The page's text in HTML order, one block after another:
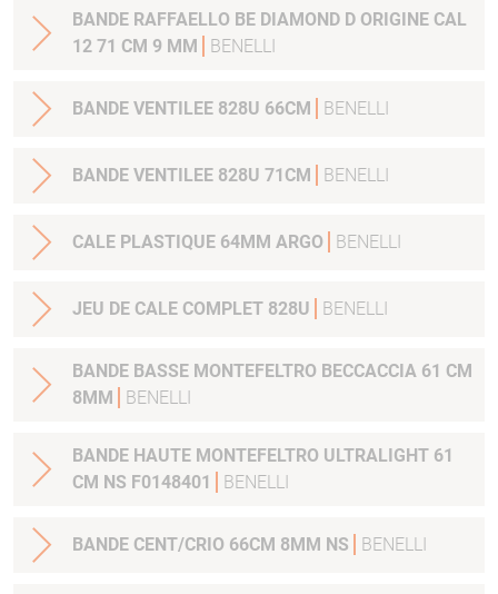
BANDE RAFFAELLO BE DIAMOND D ORIGINE CAL
12 71 CM 9 MM
BENELLI
BANDE VENTILEE 828U 66CM BENELLI
BANDE VENTILEE 828U 71CM BENELLI
CALE PLASTIQUE 64MM ARGO BENELLI
JEU DE CALE COMPLET 828U BENELLI
BANDE BASSE MONTEFELTRO BECCACCIA 61 CM
8MM
BENELLI
BANDE HAUTE MONTEFELTRO ULTRALIGHT 61
CM NS F0148401
BENELLI
BANDE CENT/CRIO 66CM 8MM NS BENELLI